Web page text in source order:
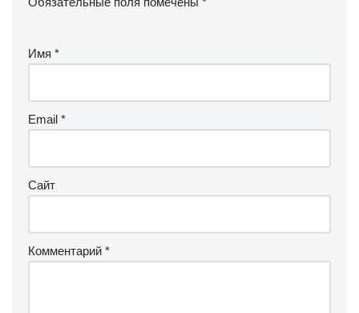
Имя *
Email *
Сайт
Комментарий *